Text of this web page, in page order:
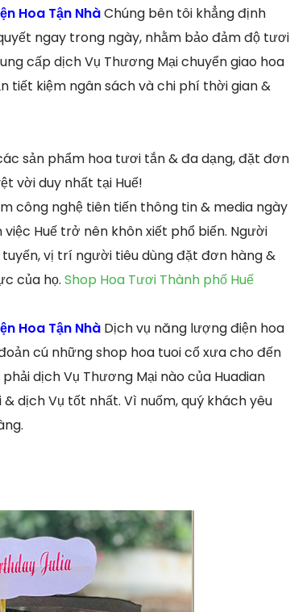
Hoa Tận NhàChúng bên tôi khẳng định
ngay trong ngày, nhằm bảo đảm độ tươi
cấp dịch Vụ Thương Mại chuyển giao hoa
tiết kiệm ngân sách và chi phí thời gian &
sản phẩm hoa tươi tắn & đa dạng, đặt đơn
vời duy nhất tại Huế!
công nghệ tiên tiến thông tin & media ngày
Huế trở nên khôn xiết phổ biến. Người
vị trí người tiêu dùng đặt đơn hàng &
của họ. Shop Hoa Tươi Thành phố Huế
Hoa Tận Nhà Dịch vụ năng lượng điện hoa
cú những shop hoa tuoi cổ xưa cho đến
dịch Vụ Thương Mại nào của Huadian
dịch Vụ tốt nhất. Vì nuốm, quý khách yêu